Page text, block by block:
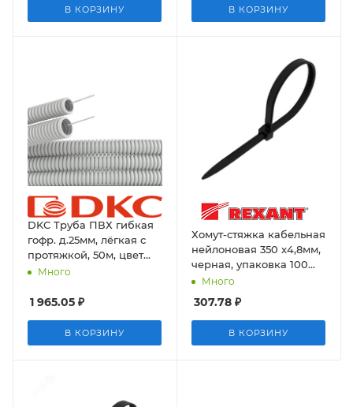
В КОРЗИНУ В КОРЗИНУ
DKC Труба ПВХ гибкая
гофр. д.25мм, лёгкая с
протяжкой, 50м, цвет
серый
Много
1 965.05 ₽
В КОРЗИНУ
Хомут-стяжка кабельная
нейлоновая 350 x4,8мм,
черная, упаковка 100
шт. Rexant
Много
307.78 ₽
В КОРЗИНУ